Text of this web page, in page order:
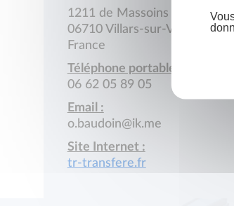
1211 de Massoins
06710 Villars-sur-Var
France
Téléphone portable :
06 62 05 89 05
Email :
o.baudoin@ik.me
Site Internet :
tr-transfere.fr